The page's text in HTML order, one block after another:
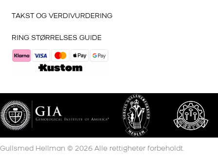
TAKST OG VERDIVURDERING
RING STØRRELSES GUIDE
Gullsmed Hellman © 2026 Alle rettigheter forbeholdt.